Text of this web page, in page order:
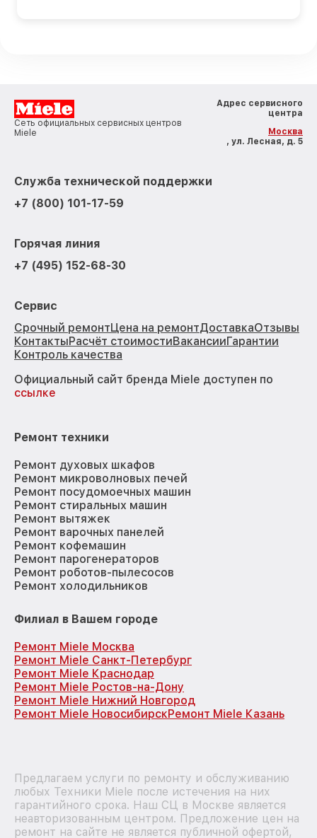
Сеть официальных сервисных центров
Miele
Адрес сервисного
центра
Москва
, ул. Лесная, д. 5
Служба технической поддержки
+7 (800) 101-17-59
Горячая линия
+7 (495) 152-68-30
Сервис
Срочный ремонтЦена на ремонтДоставкаОтзывы
КонтактыРасчёт стоимостиВакансииГарантии
Контроль качества
Официальный сайт бренда Miele доступен по
ссылке
Ремонт техники
Ремонт духовых шкафов
Ремонт микроволновых печей
Ремонт посудомоечных машин
Ремонт стиральных машин
Ремонт вытяжек
Ремонт варочных панелей
Ремонт кофемашин
Ремонт парогенераторов
Ремонт роботов-пылесосов
Ремонт холодильников
Филиал в Вашем городе
Ремонт Miele Москва
Ремонт Miele Санкт-Петербург
Ремонт Miele Краснодар
Ремонт Miele Ростов-на-Дону
Ремонт Miele Нижний Новгород
Ремонт Miele НовосибирскРемонт Miele Казань
Предлагаем услуги по ремонту и обслуживанию
любых Техники Miele после истечения на них
гарантийного срока. Наш СЦ в Москве является
неавторизованным центром. Предложение цен на
ремонт на сайте не является публичной офертой,